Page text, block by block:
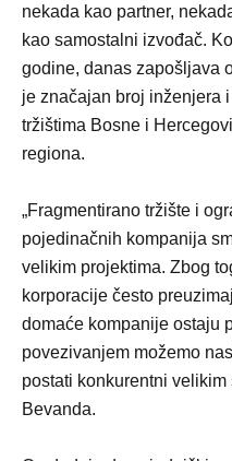
nekada kao partner,
kao samostalni izvođač.
godine, danas zapošljava
je značajan broj inženjera
tržištima Bosne i
regiona.
„Fragmentirano tržište i
pojedinačnih kompanija
velikim projektima. Zbog
korporacije često
domaće kompanije ostaju
povezivanjem možemo
postati konkurentni
Bevanda.